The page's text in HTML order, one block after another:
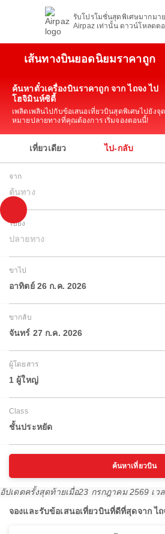
รับโปรโมชั่นสุดพิเศษมากมา
Airpaz เท่านั้น ดาวน์โหลดต
เส้นทางบินยอดนิยมราคาถูก
ค้นหาตั๋วเครื่องบินราคาถูก จาก ไถจง ไป
โฮจิมินห์ซิตี้
เพลิดเพลินไปกับข้อเสนอเที่ยวบินสุดพิเศษไปยังจุด
หมายปลายทางที่คุณต้องการ เริ่มจองตอนนี้!
เที่ยวเดียว ไป-กลับ
จาก
ต้นทาง
ไปยัง
ปลายทาง
ขาไป
อาทิตย์ 26 ก.ค. 2026
ขากลับ
จันทร์ 27 ก.ค. 2026
ผู้โดยสาร
1 ผู้ใหญ่
Class
ชั้นประหยัด
ค้นหาเที่ยวบิน
อัปเดตครั้งสุดท้ายเมื่อ23 กรกฎาคม 2569 เว
จองและรับข้อเสนอเที่ยวบินที่ดีที่สุดจาก ไ